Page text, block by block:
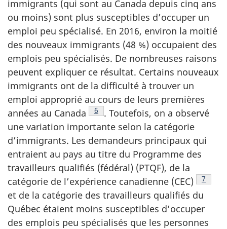
immigrants (qui sont au Canada depuis cinq ans
ou moins) sont plus susceptibles d’occuper un
emploi peu spécialisé. En 2016, environ la moitié
des nouveaux immigrants (48 %) occupaient des
emplois peu spécialisés. De nombreuses raisons
peuvent expliquer ce résultat. Certains nouveaux
immigrants ont de la difficulté à trouver un
emploi approprié au cours de leurs premières
années au Canada
Note de bas de page
6
. Toutefois, on a observé
une variation importante selon la catégorie
d’immigrants. Les demandeurs principaux qui
entraient au pays au titre du Programme des
travailleurs qualifiés (fédéral) (PTQF), de la
catégorie de l’expérience canadienne (CEC)
Note
7
et de la catégorie des travailleurs qualifiés du
Québec étaient moins susceptibles d’occuper
des emplois peu spécialisés que les personnes